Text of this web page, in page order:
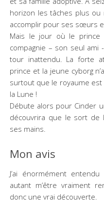
horizon les tâches plus ou
accomplir pour ses sœurs
Mais le jour où le
compagnie – son seul
tour inattendu. La forte
prince et la jeune cyborg
surtout que le royaume
la Lune !
Débute alors pour Cinder
découvrira que le sort de
ses mains.
Mon avis
J’ai énormément
autant m’être vraiment
donc une vrai découverte.